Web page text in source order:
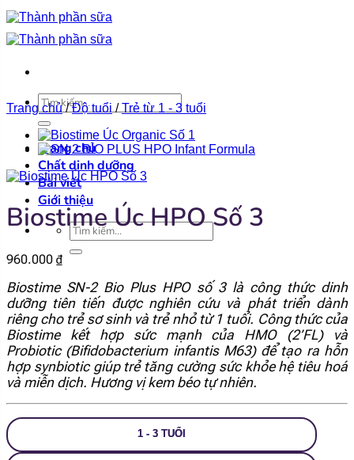
Bỏ
qua
nội
Tìm
kiếm:
Trang chủ
Chất dinh dưỡng
Bài viết
Giới thiệu
Tìm
kiếm:
Trang chủ / Độ tuổi / Trẻ từ 1 - 3 tuổi
Biostime Úc HPO Số 3
960.000 ₫
Biostime SN-2 Bio Plus HPO số 3 là công thức dinh
dưỡng tiên tiến được nghiên cứu và phát triển dành
riêng cho trẻ sơ sinh và trẻ nhỏ từ 1 tuổi. Công thức của
Biostime kết hợp sức mạnh của HMO (2’FL) và
Probiotic (Bifidobacterium infantis M63) để tạo ra hỗn
hợp synbiotic giúp trẻ tăng cường sức khỏe hệ tiêu hoá
và miễn dịch. Hương vị kem béo tự nhiên.
1 - 3 TUỔI